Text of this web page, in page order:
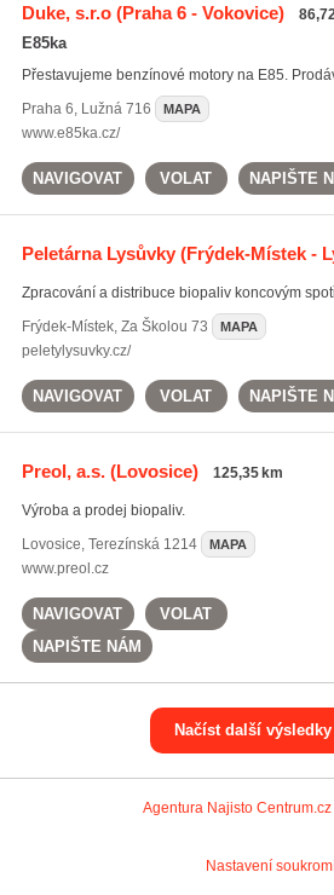
Duke, s.r.o(Praha 6 - Vokovice)
E85ka
Přestavujeme benzínové motory na E85.
Praha 6, Lužná 716 MAPA
www.e85ka.cz/
NAVIGOVAT VOLAT NAPIŠTE
Peletárna Lysůvky(Frýdek-Místek -
Zpracování a distribuce biopaliv koncovým
Frýdek-Místek, Za Školou 73 MAPA
peletylysuvky.cz/
NAVIGOVAT VOLAT NAPIŠTE
Preol, a.s.(Lovosice) 125,35 km
Výroba a prodej biopaliv.
Lovosice, Terezínská 1214 MAPA
www.preol.cz
NAVIGOVAT
VOLAT
NAPIŠTE NÁM
Načíst další výsledky
Agentura Najisto Centrum.cz
Nastavení